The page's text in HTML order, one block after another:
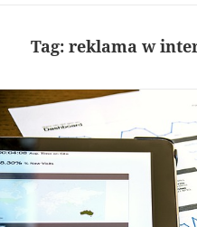
Tag:reklama w